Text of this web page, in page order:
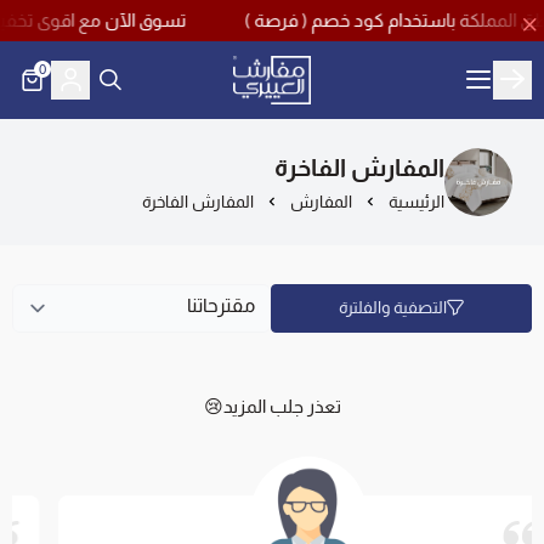
تسوق الآن مع اقوى تخفيضات منتصف العام بخصم يصل حتى
مفارش العييري
0
المفارش الفاخرة
الرئيسية المفارش المفارش الفاخرة
التصفية والفلترة
تعذر جلب المزيد😢